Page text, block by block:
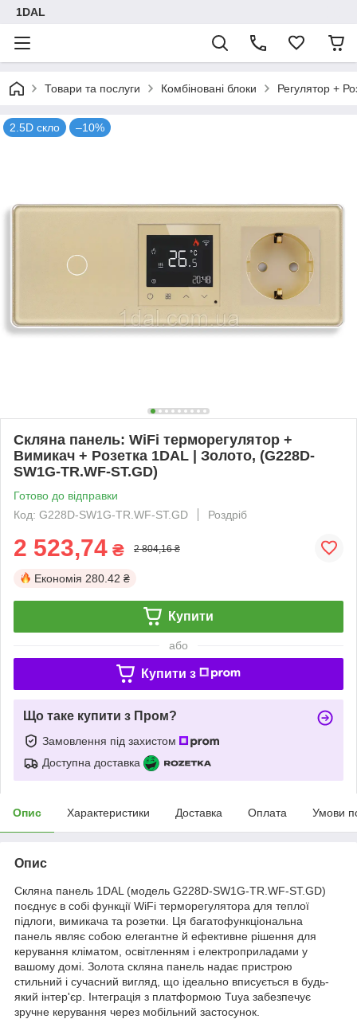
1DAL
Товари та послуги Комбіновані блоки Регулятор +
2.5D скло –10%
Скляна панель: WiFi терморегулятор +
Вимикач + Розетка 1DAL | Золото, (G228D-
SW1G-TR.WF-ST.GD)
Готово до відправки
Код: G228D-SW1G-TR.WF-ST.GD
Роздріб
2 523,74 ₴ 2 804,16 ₴
Економія 280.42 ₴
Купити
або
Купити з
Що таке купити з Пром?
Замовлення під захистом
Доступна доставка
Опис Характеристики Доставка Оплата Умови
Опис
Скляна панель 1DAL (модель G228D-SW1G-TR.WF-ST.GD)
поєднує в собі функції WiFi терморегулятора для теплої
підлоги, вимикача та розетки. Ця багатофункціональна
панель являє собою елегантне й ефективне рішення для
керування кліматом, освітленням і електроприладами у
вашому домі. Золота скляна панель надає пристрою
стильний і сучасний вигляд, що ідеально вписується в будь-
який інтер'єр. Інтеграція з платформою Tuya забезпечує
зручне керування через мобільний застосунок.